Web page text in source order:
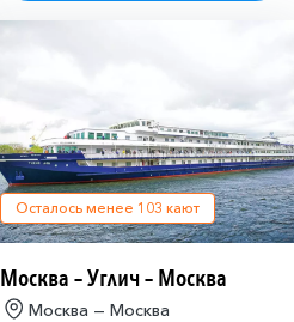
Осталось менее 103 кают
Москва – Углич – Москва
Москва — Москва